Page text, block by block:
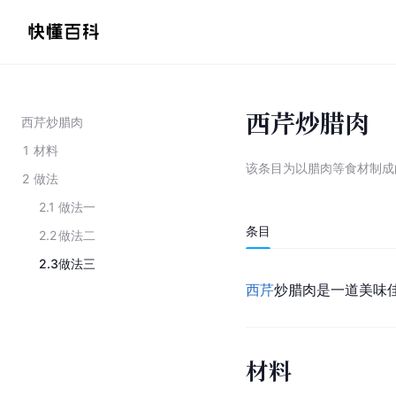
西芹炒腊肉
1 材料
2 做法
2.1 做法一
2.2做法二
2.3做法三
西芹炒腊肉
该条目为以腊肉等食材制
条目
西芹炒腊肉是一道美味
材料